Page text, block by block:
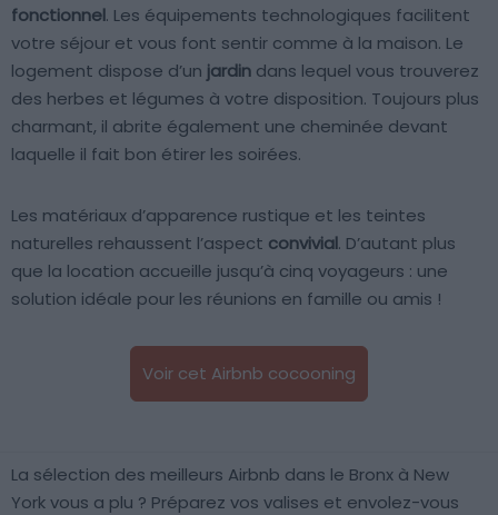
fonctionnel. Les équipements technologiques facilitent
votre séjour et vous font sentir comme à la maison. Le
logement dispose d’un jardin dans lequel vous trouverez
des herbes et légumes à votre disposition. Toujours plus
charmant, il abrite également une cheminée devant
laquelle il fait bon étirer les soirées.
Les matériaux d’apparence rustique et les teintes
naturelles rehaussent l’aspect convivial. D’autant plus
que la location accueille jusqu’à cinq voyageurs : une
solution idéale pour les réunions en famille ou amis !
Voir cet Airbnb cocooning
La sélection des meilleurs Airbnb dans le Bronx à New
York vous a plu ? Préparez vos valises et envolez-vous